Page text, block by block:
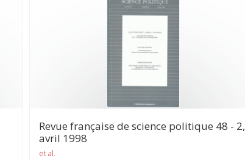
Revue française de science politique 48 - 2,
avril 1998
et al.